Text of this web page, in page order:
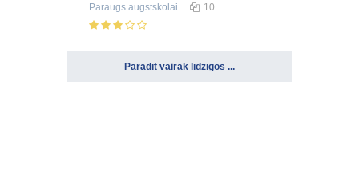
Paraugs augstskolai 10
Parādīt vairāk līdzīgos ...